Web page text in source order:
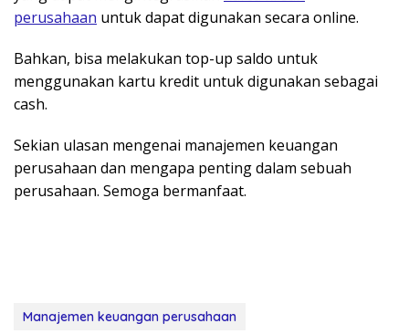
perusahaan untuk dapat digunakan secara online.
Bahkan, bisa melakukan top-up saldo untuk
menggunakan kartu kredit untuk digunakan sebagai
cash.
Sekian ulasan mengenai manajemen keuangan
perusahaan dan mengapa penting dalam sebuah
perusahaan. Semoga bermanfaat.
Manajemen keuangan perusahaan